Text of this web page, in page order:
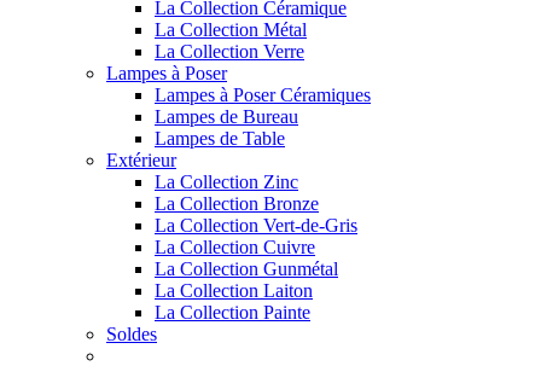
La Collection Céramique
La Collection Métal
La Collection Verre
Lampes à Poser
Lampes à Poser Céramiques
Lampes de Bureau
Lampes de Table
Extérieur
La Collection Zinc
La Collection Bronze
La Collection Vert-de-Gris
La Collection Cuivre
La Collection Gunmétal
La Collection Laiton
La Collection Painte
Soldes